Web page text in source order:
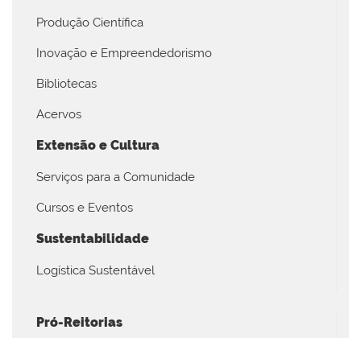
Produção Científica
Inovação e Empreendedorismo
Bibliotecas
Acervos
Extensão e Cultura
Serviços para a Comunidade
Cursos e Eventos
Sustentabilidade
Logística Sustentável
Pró-Reitorias